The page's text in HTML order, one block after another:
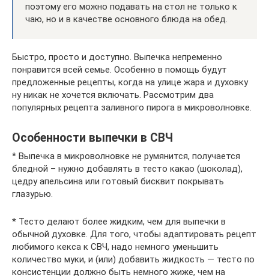
поэтому его можно подавать на стол не только к
чаю, но и в качестве основного блюда на обед.
Быстро, просто и доступно. Выпечка непременно
понравится всей семье. Особенно в помощь будут
предложенные рецепты, когда на улице жара и духовку
ну никак не хочется включать. Рассмотрим два
популярных рецепта заливного пирога в микроволновке.
Особенности выпечки в СВЧ
* Выпечка в микроволновке не румянится, получается
бледной – нужно добавлять в тесто какао (шоколад),
цедру апельсина или готовый бисквит покрывать
глазурью.
* Тесто делают более жидким, чем для выпечки в
обычной духовке. Для того, чтобы адаптировать рецепт
любимого кекса к СВЧ, надо немного уменьшить
количество муки, и (или) добавить жидкость — тесто по
консистенции должно быть немного жиже, чем на